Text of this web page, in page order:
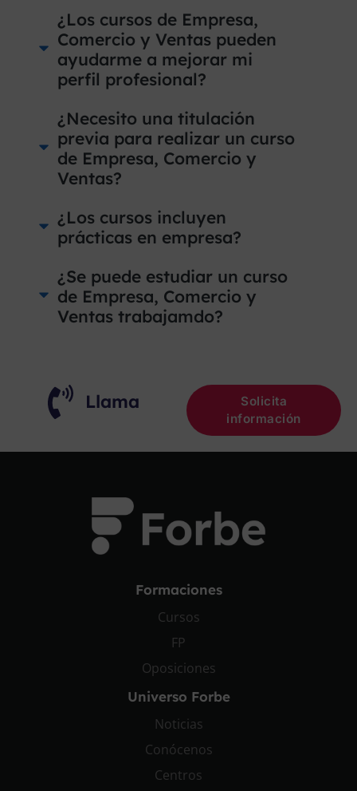
¿Los cursos de Empresa,
Comercio y Ventas pueden
ayudarme a mejorar mi
perfil profesional?
¿Necesito una titulación
previa para realizar un curso
de Empresa, Comercio y
Ventas?
¿Los cursos incluyen
prácticas en empresa?
¿Se puede estudiar un curso
de Empresa, Comercio y
Ventas trabajamdo?
Llama
Solicita
información
Formaciones
Cursos
FP
Oposiciones
Universo Forbe
Noticias
Conócenos
Centros